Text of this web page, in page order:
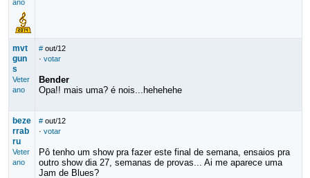
ano
mvt
gun
s
Veter
ano
# out/12
· votar
Bender
Opa!! mais uma? é nois...hehehehe
beze
rrab
ru
Veter
ano
# out/12
· votar
Pô tenho um show pra fazer este final de semana, ensaios pra
outro show dia 27, semanas de provas... Ai me aparece uma
Jam de Blues?